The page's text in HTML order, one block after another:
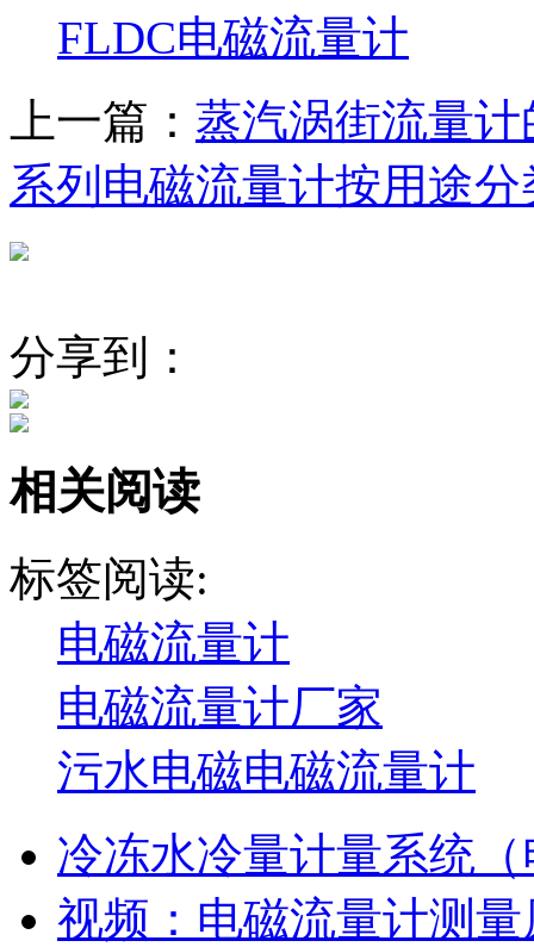
FLDC电磁流量计
上一篇： 蒸汽涡街流量
系列电磁流量计按用途
分享到：
相关阅读
标签阅读:
电磁流量计
电磁流量计厂家
污水电磁电磁流量计
冷冻水冷量计量系统
视频：电磁流量计测量